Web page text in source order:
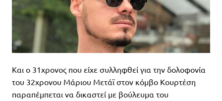
Και ο 31χρονος που είχε συλληφθεί για την δολοφονία
του 32χρονου Μάριου Μετάϊ στον κόμβο Κουρτέση
παραπέμπεται να δικαστεί με βούλευμα του